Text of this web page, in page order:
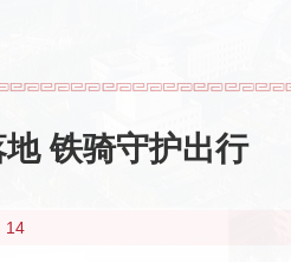
铁骑守护出行
14